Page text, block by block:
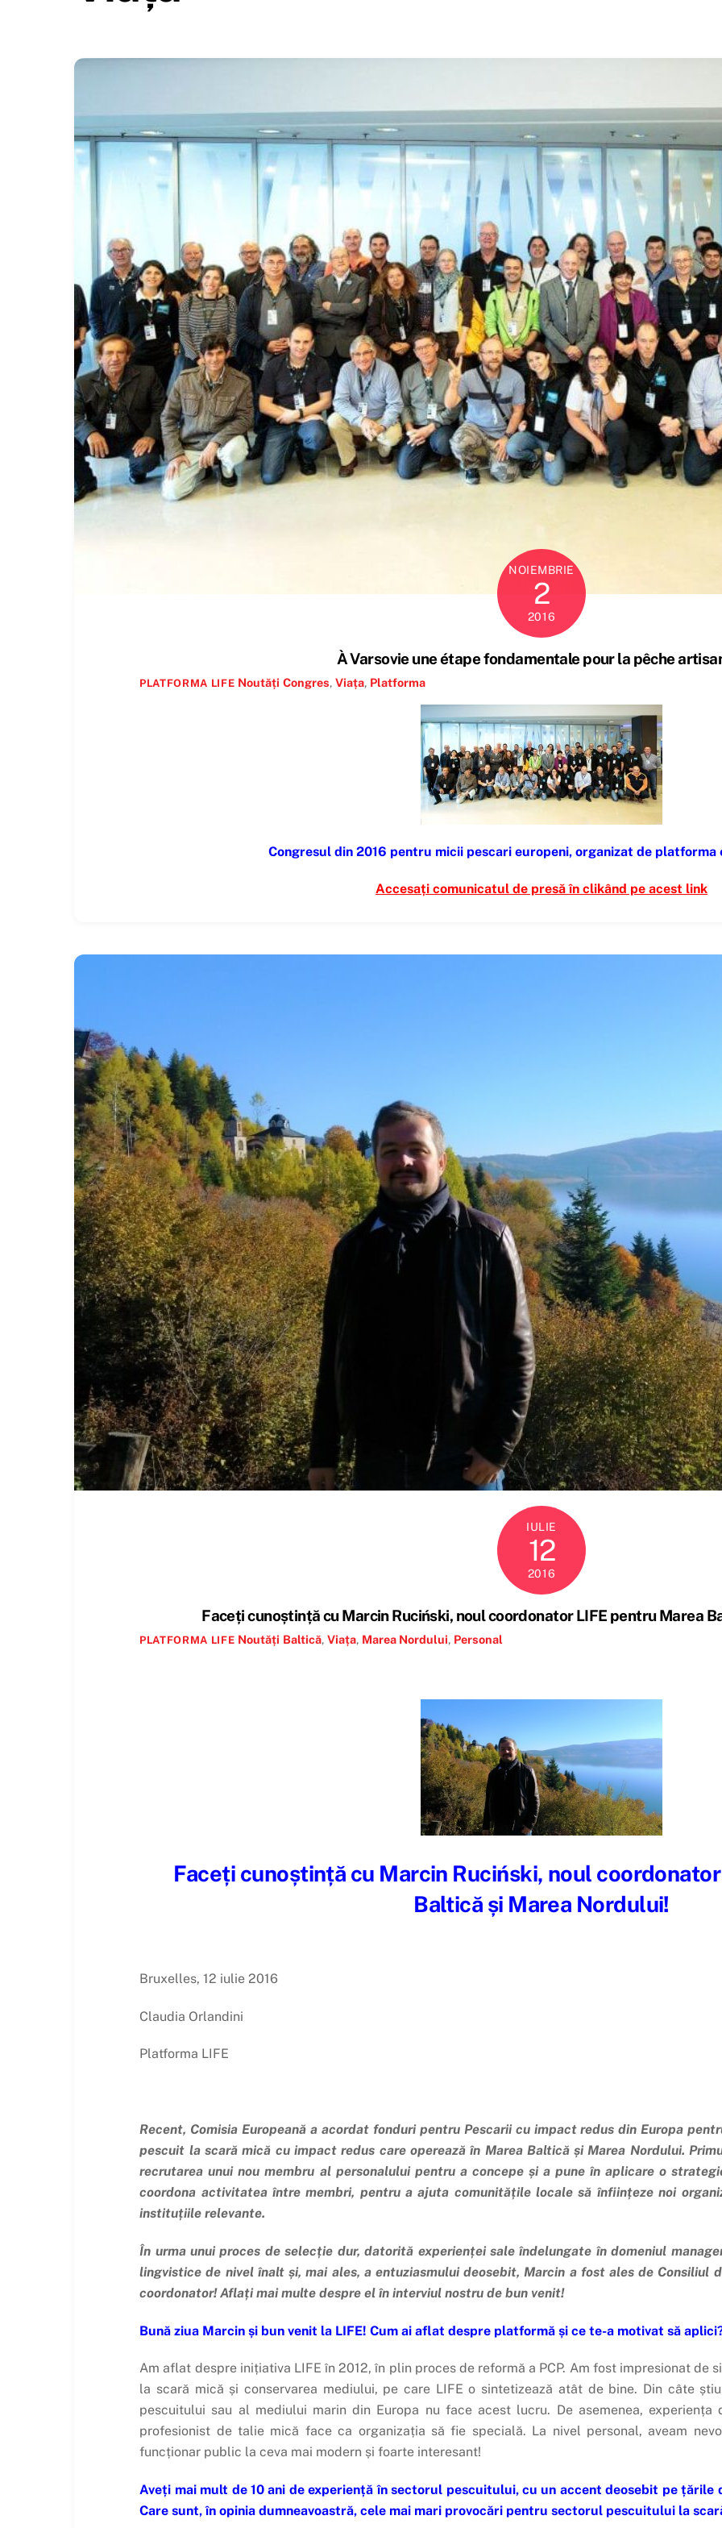
NOIEMBRIE
2
2016
À Varsovie une étape fondamentale pour la pêche
PLATFORMA LIFE Noutăți Congres,Viața, Platforma
Congresul din 2016 pentru micii pescari europeni, organizat de platforma
Accesați comunicatul de presă în clikând pe acest link
IULIE
12
2016
Faceți cunoștință cu Marcin Ruciński, noul coordonator LIFE pentru Marea
PLATFORMA LIFE Noutăți Baltică,Viața, Marea Nordului, Personal
Faceți cunoștință cu Marcin Ruciński, noul
Baltică și Marea Nordului!
Bruxelles, 12 iulie 2016
Claudia Orlandini
Platforma LIFE
Recent, Comisia Europeană a acordat fonduri pentru Pescarii cu impact redus din Europa
pescuit la scară mică cu impact redus care operează în Marea Baltică și Marea Nordului.
recrutarea unui nou membru al personalului pentru a concepe și a pune în aplicare o
coordona activitatea între membri, pentru a ajuta comunitățile locale să înființeze noi
instituțiile relevante.
În urma unui proces de selecție dur, datorită experienței sale îndelungate în domeniul
lingvistice de nivel înalt și, mai ales, a entuziasmului deosebit, Marcin a fost ales de Consiliul
coordonator! Aflați mai multe despre el în interviul nostru de bun venit!
Bună ziua Marcin și bun venit la LIFE! Cum ai aflat despre platformă și ce te-a motivat să
Am aflat despre inițiativa LIFE în 2012, în plin proces de reformă a PCP. Am fost impresionat de
la scară mică și conservarea mediului, pe care LIFE o sintetizează atât de bine. Din câte
pescuitului sau al mediului marin din Europa nu face acest lucru. De asemenea,
profesionist de talie mică face ca organizația să fie specială. La nivel personal, aveam
funcționar public la ceva mai modern și foarte interesant!
Aveți mai mult de 10 ani de experiență în sectorul pescuitului, cu un accent deosebit pe țările
Care sunt, în opinia dumneavoastră, cele mai mari provocări pentru sectorul pescuitului la